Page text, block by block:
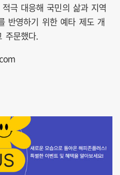
극 대응해 국민의 삶과 지역
반영하기 위한 예타 제도 개
주문했다.